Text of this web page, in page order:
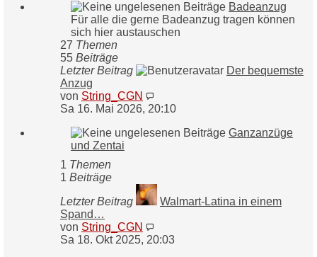
Badeanzug
Für alle die gerne Badeanzug tragen können
sich hier austauschen
27 Themen
55 Beiträge
Letzter Beitrag
Der bequemste
Anzug
von String_CGN
Beitrag
Sa 16. Mai 2026, 20:10
Ganzanzüge
und Zentai
1 Themen
1 Beiträge
Letzter Beitrag
Walmart-Latina in einem
Spand…
von String_CGN
Beitrag
Sa 18. Okt 2025, 20:03